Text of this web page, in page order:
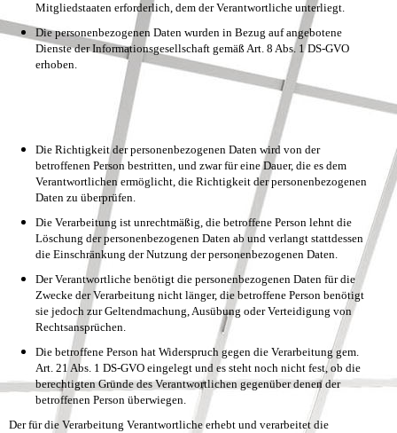
Mitgliedstaaten erforderlich, dem der Verantwortliche unterliegt.
Die personenbezogenen Daten wurden in Bezug auf angebotene
Dienste der Informationsgesellschaft gemäß Art. 8 Abs. 1 DS-GVO
erhoben.
Die Richtigkeit der personenbezogenen Daten wird von der
betroffenen Person bestritten, und zwar für eine Dauer, die es dem
Verantwortlichen ermöglicht, die Richtigkeit der personenbezogenen
Daten zu überprüfen.
Die Verarbeitung ist unrechtmäßig, die betroffene Person lehnt die
Löschung der personenbezogenen Daten ab und verlangt stattdessen
die Einschränkung der Nutzung der personenbezogenen Daten.
Der Verantwortliche benötigt die personenbezogenen Daten für die
Zwecke der Verarbeitung nicht länger, die betroffene Person benötigt
sie jedoch zur Geltendmachung, Ausübung oder Verteidigung von
Rechtsansprüchen.
Die betroffene Person hat Widerspruch gegen die Verarbeitung gem.
Art. 21 Abs. 1 DS-GVO eingelegt und es steht noch nicht fest, ob die
berechtigten Gründe des Verantwortlichen gegenüber denen der
betroffenen Person überwiegen.
Der für die Verarbeitung Verantwortliche erhebt und verarbeitet die